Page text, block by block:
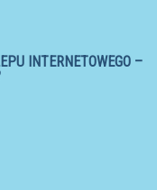
INTERNETOWEGO –